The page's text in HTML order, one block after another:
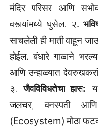
मंदिर परिसर आणि
वस्त्यांमध्ये घुसेल. २.
साचलेली ही माती वाहून
होईल. बंधारे गाळाने
आणि उन्हाळ्यात
३.जैवविविधतेचा हास:
जलचर, वनस्पती आणि
(Ecosystem) मोठा